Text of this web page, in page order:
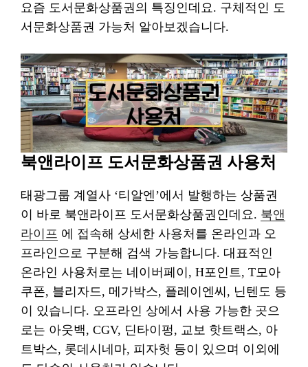
요즘 도서문화상품권의 특징인데요. 구체적인 도
서문화상품권 가능처 알아보겠습니다.
북앤라이프 도서문화상품권 사용처
태광그룹 계열사 ‘티알엔’에서 발행하는 상품권
이 바로 북앤라이프 도서문화상품권인데요. 북앤
라이프 에 접속해 상세한 사용처를 온라인과 오
프라인으로 구분해 검색 가능합니다. 대표적인
온라인 사용처로는 네이버페이, H포인트, T모아
쿠폰, 블리자드, 메가박스, 플레이엔씨, 닌텐도 등
이 있습니다. 오프라인 상에서 사용 가능한 곳으
로는 아웃백, CGV, 딘타이펑, 교보 핫트랙스, 아
트박스, 롯데시네마, 피자헛 등이 있으며 이외에